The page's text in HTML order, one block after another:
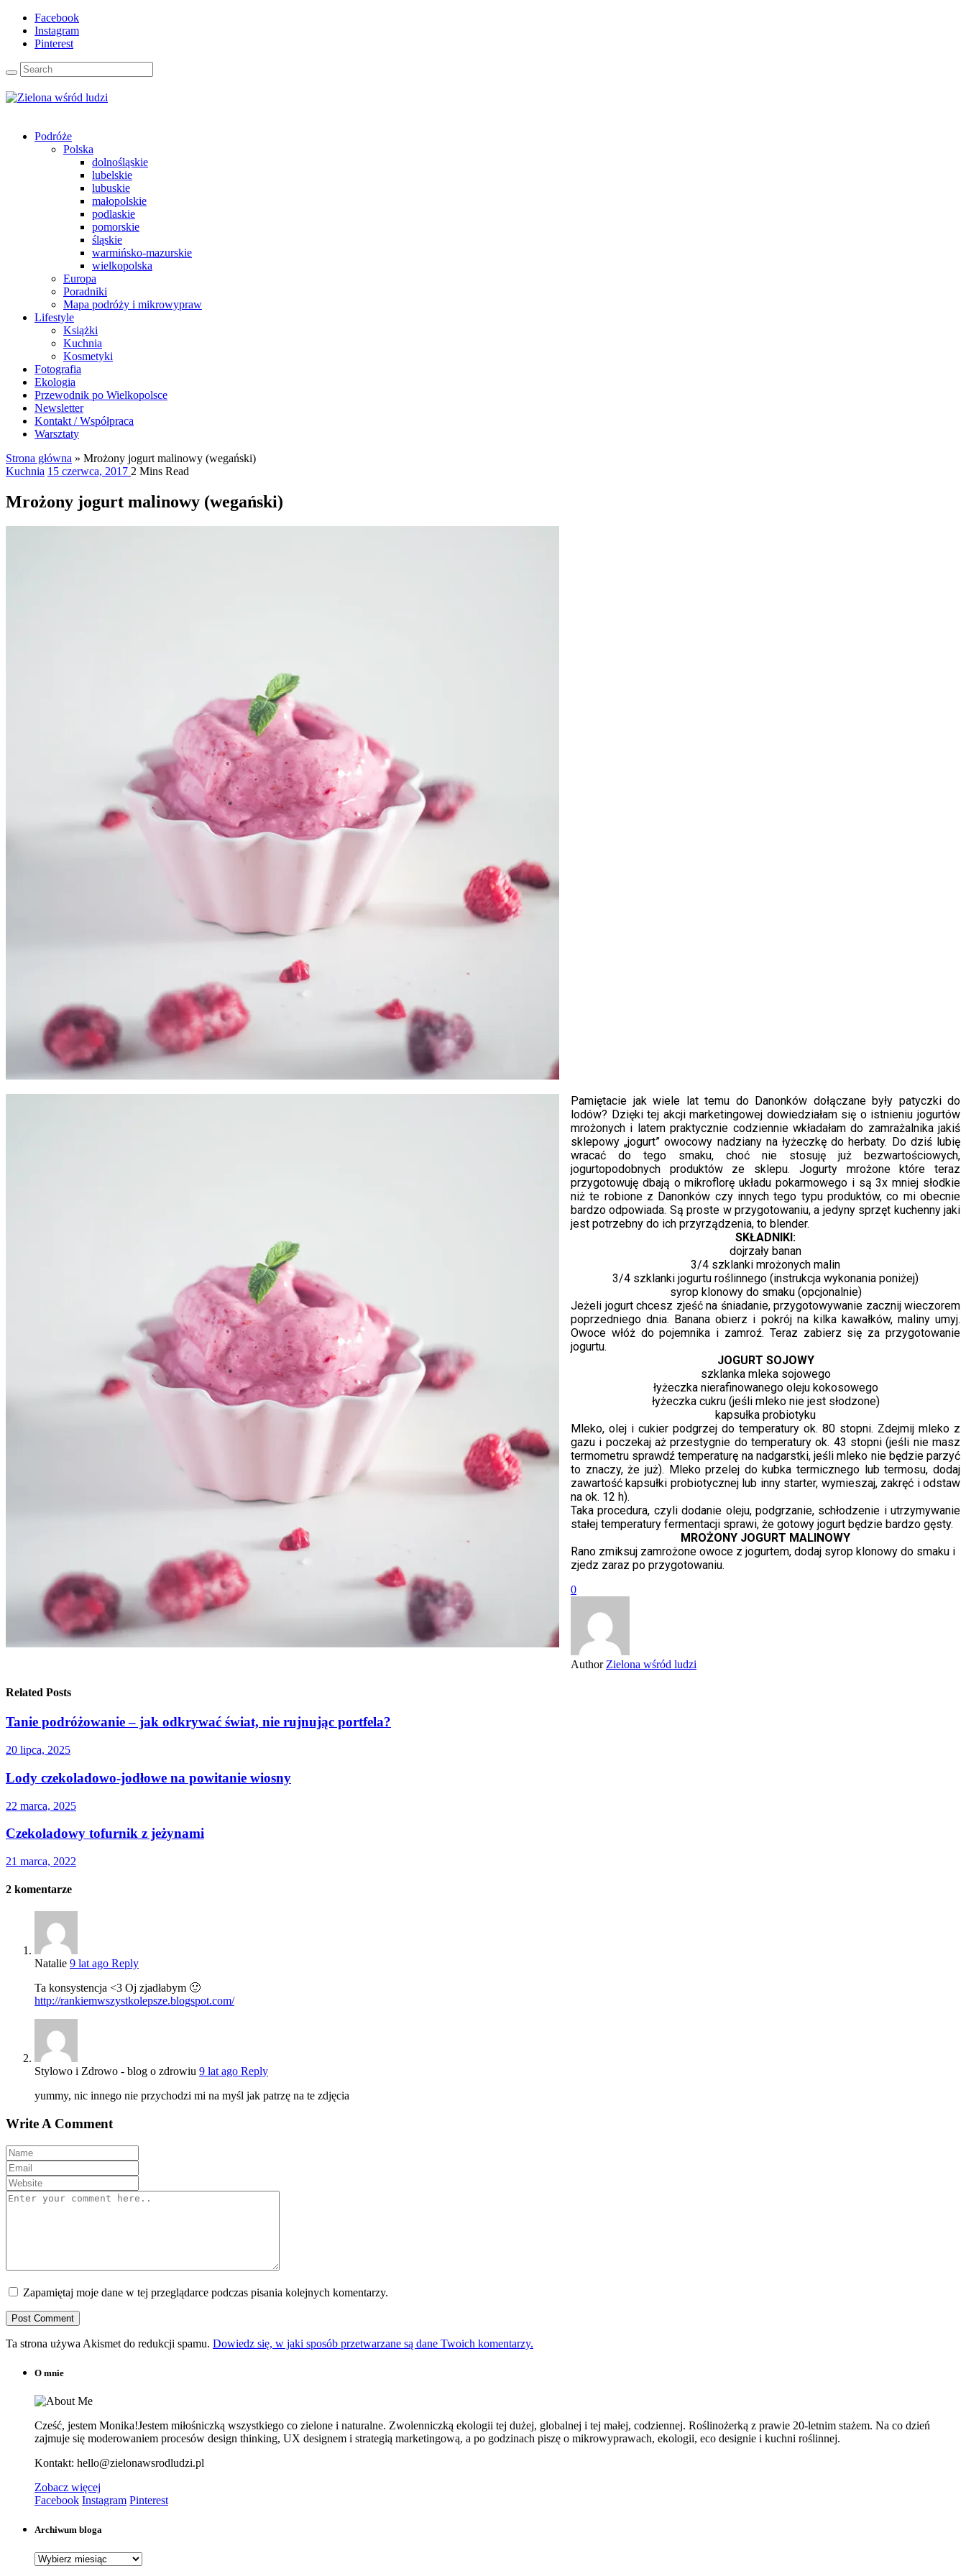
Facebook
Instagram
Pinterest
Podróże
Polska
dolnośląskie
lubelskie
lubuskie
małopolskie
podlaskie
pomorskie
śląskie
warmińsko-mazurskie
wielkopolska
Europa
Poradniki
Mapa podróży i mikrowypraw
Lifestyle
Książki
Kuchnia
Kosmetyki
Fotografia
Ekologia
Przewodnik po Wielkopolsce
Newsletter
Kontakt / Współpraca
Warsztaty
Strona główna » Mrożony jogurt malinowy (wegański)
Kuchnia 15 czerwca, 2017 2 Mins Read
Mrożony jogurt malinowy (wegański)
Pamiętacie jak wiele lat temu do Danonków dołączane były patyczki do
lodów? Dzięki tej akcji marketingowej dowiedziałam się o istnieniu jogurtów
mrożonych i latem praktycznie codziennie wkładałam do zamrażalnika jakiś
sklepowy „jogurt” owocowy nadziany na łyżeczkę do herbaty. Do dziś lubię
wracać do tego smaku, choć nie stosuję już bezwartościowych,
jogurtopodobnych produktów ze sklepu. Jogurty mrożone które teraz
przygotowuję dbają o mikroflorę układu pokarmowego i są 3x mniej słodkie
niż te robione z Danonków czy innych tego typu produktów, co mi obecnie
bardzo odpowiada. Są proste w przygotowaniu, a jedyny sprzęt kuchenny jaki
jest potrzebny do ich przyrządzenia, to blender.
SKŁADNIKI:
dojrzały banan
3/4 szklanki mrożonych malin
3/4 szklanki jogurtu roślinnego (instrukcja wykonania poniżej)
syrop klonowy do smaku (opcjonalnie)
Jeżeli jogurt chcesz zjeść na śniadanie, przygotowywanie zacznij wieczorem
poprzedniego dnia. Banana obierz i pokrój na kilka kawałków, maliny umyj.
Owoce włóż do pojemnika i zamroź. Teraz zabierz się za przygotowanie
jogurtu.
JOGURT SOJOWY
szklanka mleka sojowego
łyżeczka nierafinowanego oleju kokosowego
łyżeczka cukru (jeśli mleko nie jest słodzone)
kapsułka probiotyku
Mleko, olej i cukier podgrzej do temperatury ok. 80 stopni. Zdejmij mleko z
gazu i poczekaj aż przestygnie do temperatury ok. 43 stopni (jeśli nie masz
termometru sprawdź temperaturę na nadgarstki, jeśli mleko nie będzie parzyć
to znaczy, że już). Mleko przelej do kubka termicznego lub termosu, dodaj
zawartość kapsułki probiotycznej lub inny starter, wymieszaj, zakręć i odstaw
na ok. 12 h).
Taka procedura, czyli dodanie oleju, podgrzanie, schłodzenie i utrzymywanie
stałej temperatury fermentacji sprawi, że gotowy jogurt będzie bardzo gęsty.
MROŻONY JOGURT MALINOWY
Rano zmiksuj zamrożone owoce z jogurtem, dodaj syrop klonowy do smaku i
zjedz zaraz po przygotowaniu.
0
Author Zielona wśród ludzi
Related Posts
Tanie podróżowanie – jak odkrywać świat, nie rujnując portfela?
20 lipca, 2025
Lody czekoladowo-jodłowe na powitanie wiosny
22 marca, 2025
Czekoladowy tofurnik z jeżynami
21 marca, 2022
2 komentarze
Natalie 9 lat ago Reply
Ta konsystencja <3 Oj zjadłabym 🙂
http://rankiemwszystkolepsze.blogspot.com/
Stylowo i Zdrowo - blog o zdrowiu 9 lat ago Reply
yummy, nic innego nie przychodzi mi na myśl jak patrzę na te zdjęcia
Write A Comment
Zapamiętaj moje dane w tej przeglądarce podczas pisania kolejnych komentarzy.
Ta strona używa Akismet do redukcji spamu. Dowiedz się, w jaki sposób przetwarzane są dane Twoich komentarzy.
O mnie
Cześć, jestem Monika!Jestem miłośniczką wszystkiego co zielone i naturalne. Zwolenniczką ekologii tej dużej, globalnej i tej małej, codziennej. Roślinożerką z prawie 20-letnim stażem. Na co dzień
zajmuje się moderowaniem procesów design thinking, UX designem i strategią marketingową, a po godzinach piszę o mikrowyprawach, ekologii, eco designie i kuchni roślinnej.
Kontakt: hello@zielonawsrodludzi.pl
Zobacz więcej
Facebook Instagram Pinterest
Archiwum bloga
Archiwum